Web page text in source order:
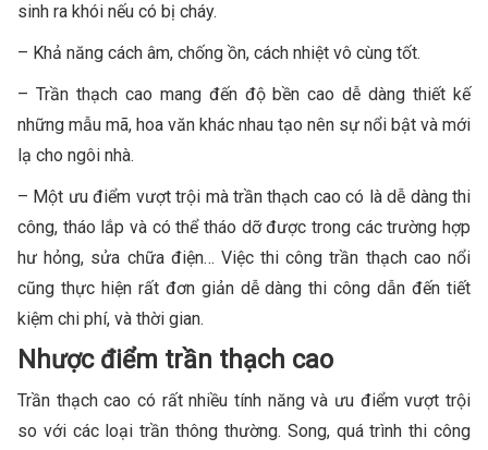
sinh ra khói nếu có bị cháy.
– Khả năng cách âm, chống ồn, cách nhiệt vô cùng tốt.
– Trần thạch cao mang đến độ bền cao dễ dàng thiết kế
những mẫu mã, hoa văn khác nhau tạo nên sự nổi bật và mới
lạ cho ngôi nhà.
– Một ưu điểm vượt trội mà trần thạch cao có là dễ dàng thi
công, tháo lắp và có thể tháo dỡ được trong các trường hợp
hư hỏng, sửa chữa điện… Việc thi công trần thạch cao nổi
cũng thực hiện rất đơn giản dễ dàng thi công dẫn đến tiết
kiệm chi phí, và thời gian.
Nhược điểm trần thạch cao
Trần thạch cao có rất nhiều tính năng và ưu điểm vượt trội
so với các loại trần thông thường. Song, quá trình thi công